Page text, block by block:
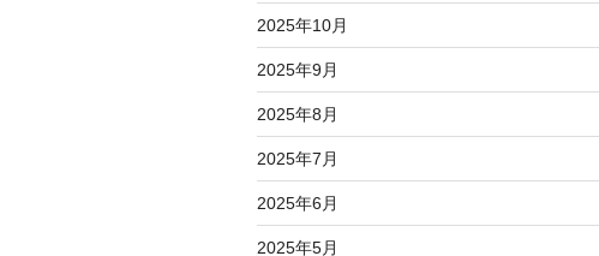
2025年10月
2025年9月
2025年8月
2025年7月
2025年6月
2025年5月